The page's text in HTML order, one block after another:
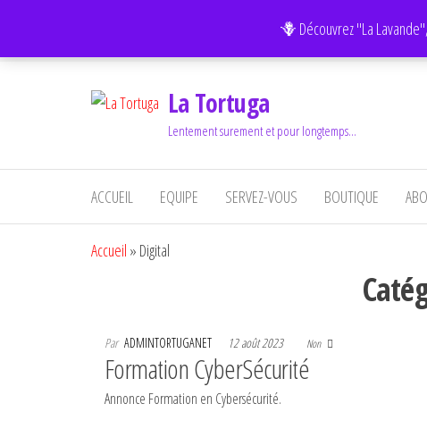
contenu
🪻 Découvrez "La
La Tortuga
Lentement surement et pour longtemps…
ACCUEIL EQUIPE SERVEZ-VOUS BOUTIQUE
Accueil » Digital
Par ADMINTORTUGANET 12 août 2023 Non
Formation CyberSécurité
Annonce Formation en Cybersécurité.